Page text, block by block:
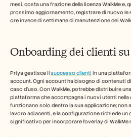
mesi, costa una frazione della licenza WalkMe e,
prossimo aggiornamento, registrare di nuovo
ore invece di settimane di manutenzione dei
Onboarding dei clienti su
Priya gestisce il successo clienti in una
account. Ogni account ha bisogno di contenuti
caso d'uso. Con WalkMe, potrebbe distribuire
piattaforma che accompagna i nuovi utenti nella
funzionano solo dentro la sua applicazione; non
lavoro adiacenti, e la configurazione richiede
significativo per incorporare l'overlay di WalkMe